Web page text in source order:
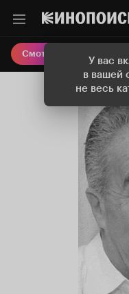
У вас
в вашей
не весь
Смотреть кино